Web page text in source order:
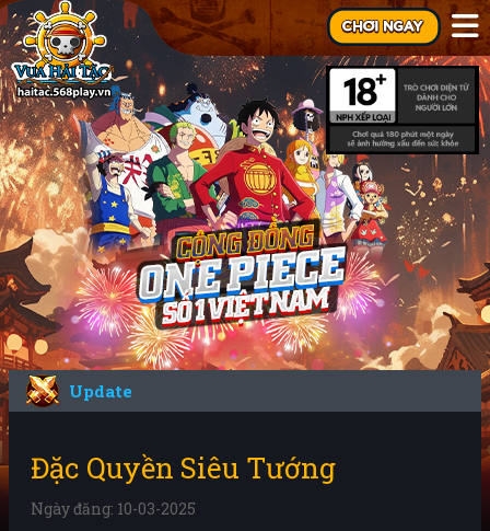
Update
Đặc Quyền Siêu Tướng
Ngày đăng: 10-03-2025